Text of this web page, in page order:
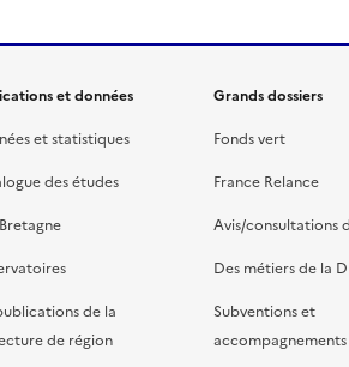
et données
et statistiques
des études
de la
de région
Grands dossiers
Fonds vert
France Relance
Avis/consultations
Des métiers de la
Subventions et
accompagnements